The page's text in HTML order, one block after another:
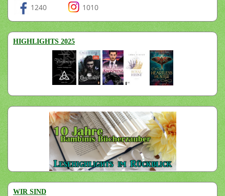
1240 1010
HIGHLIGHTS 2025
WIR SIND